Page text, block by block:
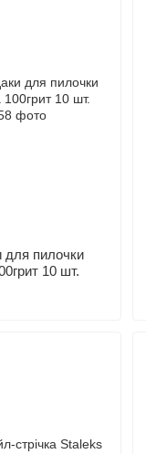
для пилочки
10 шт.